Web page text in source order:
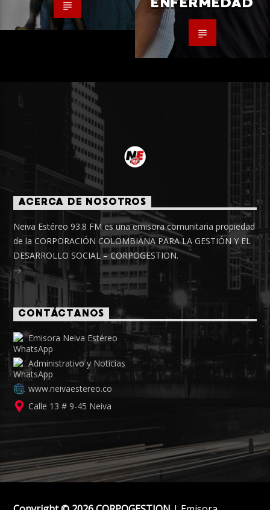
ACERCA DE NOSOTROS
Neiva Estéreo 93.8 FM es una emisora comunitaria propiedad
de la CORPORACIÓN COLOMBIANA PARA LA GESTIÓN Y EL
DESARROLLO SOCIAL – CORPOGESTION.
CONTÁCTANOS
Emisora Neiva Estéreo
Administrativo y Noticias
www.neivaestereo.co
Calle 13 # 9-45 Neiva